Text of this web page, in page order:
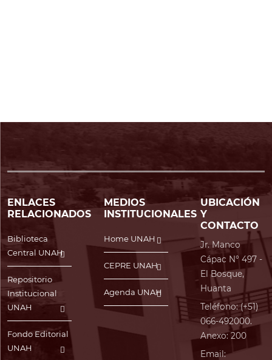
ENLACES
RELACIONADOS
Biblioteca
Central UNAH
Repositorio
Institucional
UNAH
Fondo Editorial
UNAH
MEDIOS
INSTITUCIONALES
Home UNAH
CEPRE UNAH
Agenda UNAH
UBICACIÓN
Y
CONTACTO
Jr. Manco
Cápac N° 497 -
El Bosque,
Huanta
Teléfono: (+51)
066-492000.
Anexo: 200
Email: